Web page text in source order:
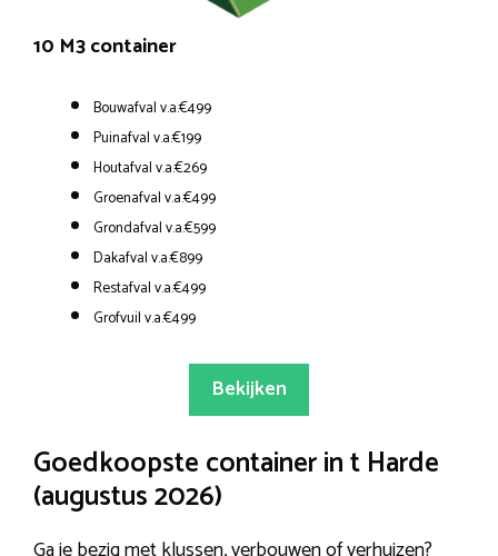
10 M3 container
Bouwafval v.a.€499
Puinafval v.a.€199
Houtafval v.a.€269
Groenafval v.a.€499
Grondafval v.a.€599
Dakafval v.a.€899
Restafval v.a.€499
Grofvuil v.a.€499
Bekijken
Goedkoopste container in t Harde
(augustus 2026)